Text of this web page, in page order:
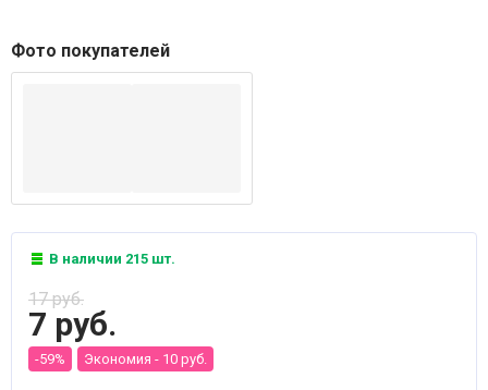
Фото покупателей
В наличии 215 шт.
17 руб.
7 руб.
-59% Экономия - 10 руб.